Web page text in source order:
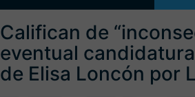
Califican de
eventual
de Elisa Loncón por